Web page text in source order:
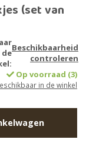
(set van
deBeschikbaarheid
controleren
Op voorraad (3)
in de winkel